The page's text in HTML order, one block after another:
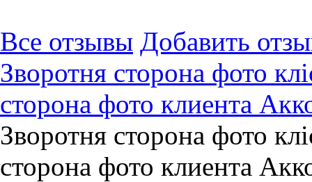
Все отзывы Добавить
Зворотня сторона фото
сторона фото клиента
Зворотня сторона фото
сторона фото клиента